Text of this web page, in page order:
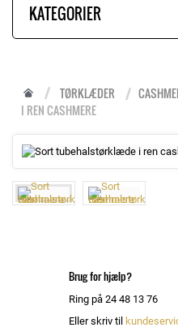
KATEGORIER
TØRKLÆDER
I REN CASHMERE
Brug for hjælp?
Ring på 24 48 13 76
Eller skriv til